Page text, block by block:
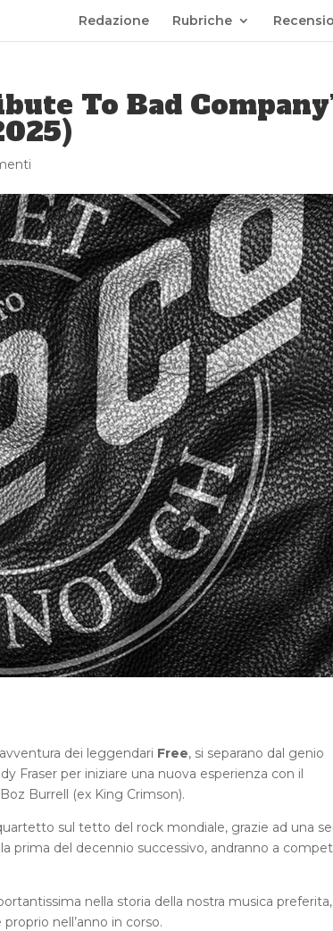
Redazione Rubriche
To Bad
dei leggendari Free, si separano dal genio
Fraser per iniziare una nuova esperienza con il
Burrell (ex King Crimson).
sul tetto del rock mondiale, grazie ad una
prima del decennio successivo, andranno a
nella storia della nostra musica preferita,
nell’anno in corso.